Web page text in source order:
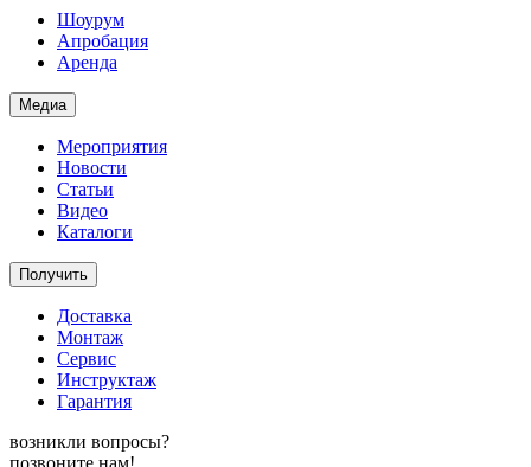
Шоурум
Апробация
Аренда
Медиа
Мероприятия
Новости
Статьи
Видео
Каталоги
Получить
Доставка
Монтаж
Сервис
Инструктаж
Гарантия
возникли вопросы?
позвоните нам!